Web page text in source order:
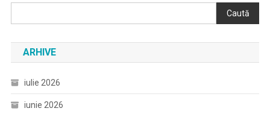
Caută
ARHIVE
iulie 2026
iunie 2026